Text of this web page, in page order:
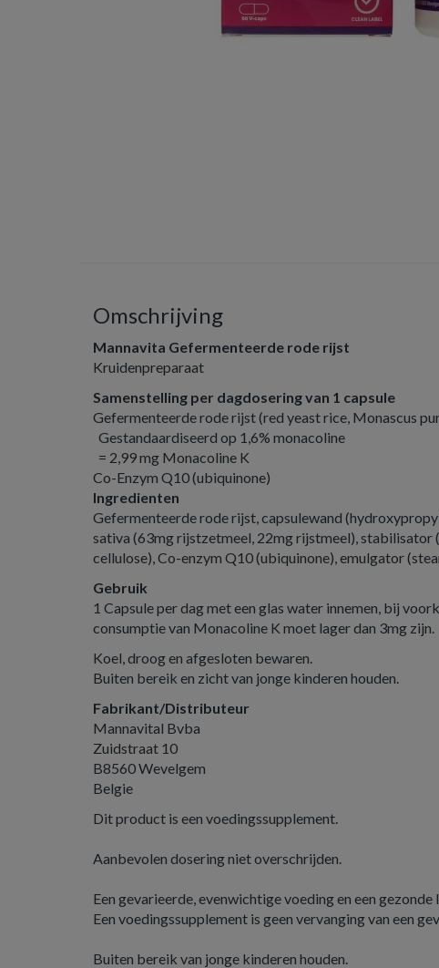
Omschrijving
Mannavita Gefermenteerde rode rijst
Kruidenpreparaat
Samenstelling per dagdosering van 1 capsule
Gefermenteerde rode rijst (red yeast rice, Monascus
Gestandaardiseerd op 1,6% monacoline
= 2,99 mg Monacoline K
Co-Enzym Q10 (ubiquinone)
Ingredienten
Gefermenteerde rode rijst, capsulewand
sativa (63mg rijstzetmeel, 22mg rijstmeel),
cellulose), Co-enzym Q10 (ubiquinone), emulgator
Gebruik
1 Capsule per dag met een glas water innemen, bij
consumptie van Monacoline K moet lager dan 3mg zijn.
Koel, droog en afgesloten bewaren.
Buiten bereik en zicht van jonge kinderen houden.
Fabrikant/Distributeur
Mannavital Bvba
Zuidstraat 10
B8560 Wevelgem
Belgie
Dit product is een voedingssupplement.
Aanbevolen dosering niet overschrijden.
Een gevarieerde, evenwichtige voeding en een
Een voedingssupplement is geen vervanging van een
Buiten bereik van jonge kinderen houden.